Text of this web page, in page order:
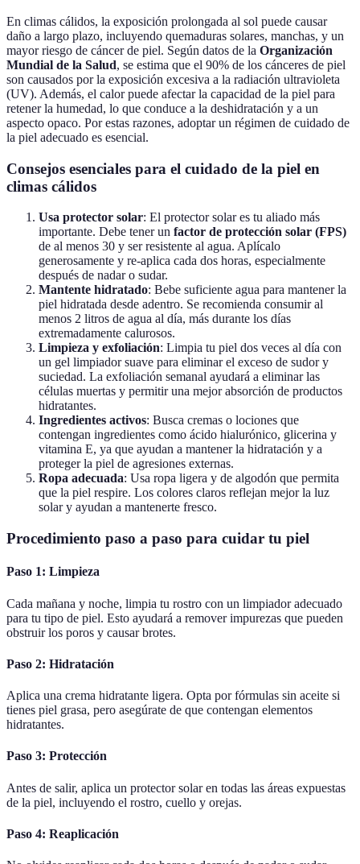
En climas cálidos, la exposición prolongada al sol puede causar
daño a largo plazo, incluyendo quemaduras solares, manchas, y un
mayor riesgo de cáncer de piel. Según datos de la Organización
Mundial de la Salud, se estima que el 90% de los cánceres de piel
son causados por la exposición excesiva a la radiación ultravioleta
(UV). Además, el calor puede afectar la capacidad de la piel para
retener la humedad, lo que conduce a la deshidratación y a un
aspecto opaco. Por estas razones, adoptar un régimen de cuidado de
la piel adecuado es esencial.
Consejos esenciales para el cuidado de la piel en
climas cálidos
Usa protector solar: El protector solar es tu aliado más
importante. Debe tener un factor de protección solar (FPS)
de al menos 30 y ser resistente al agua. Aplícalo
generosamente y re-aplica cada dos horas, especialmente
después de nadar o sudar.
Mantente hidratado: Bebe suficiente agua para mantener la
piel hidratada desde adentro. Se recomienda consumir al
menos 2 litros de agua al día, más durante los días
extremadamente calurosos.
Limpieza y exfoliación: Limpia tu piel dos veces al día con
un gel limpiador suave para eliminar el exceso de sudor y
suciedad. La exfoliación semanal ayudará a eliminar las
células muertas y permitir una mejor absorción de productos
hidratantes.
Ingredientes activos: Busca cremas o lociones que
contengan ingredientes como ácido hialurónico, glicerina y
vitamina E, ya que ayudan a mantener la hidratación y a
proteger la piel de agresiones externas.
Ropa adecuada: Usa ropa ligera y de algodón que permita
que la piel respire. Los colores claros reflejan mejor la luz
solar y ayudan a mantenerte fresco.
Procedimiento paso a paso para cuidar tu piel
Paso 1: Limpieza
Cada mañana y noche, limpia tu rostro con un limpiador adecuado
para tu tipo de piel. Esto ayudará a remover impurezas que pueden
obstruir los poros y causar brotes.
Paso 2: Hidratación
Aplica una crema hidratante ligera. Opta por fórmulas sin aceite si
tienes piel grasa, pero asegúrate de que contengan elementos
hidratantes.
Paso 3: Protección
Antes de salir, aplica un protector solar en todas las áreas expuestas
de la piel, incluyendo el rostro, cuello y orejas.
Paso 4: Reaplicación